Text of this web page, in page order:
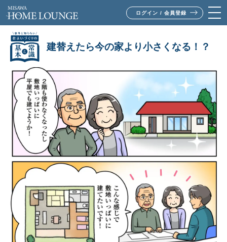
ログイン / 会員登録
建替えたら今の家より小さくなる！？